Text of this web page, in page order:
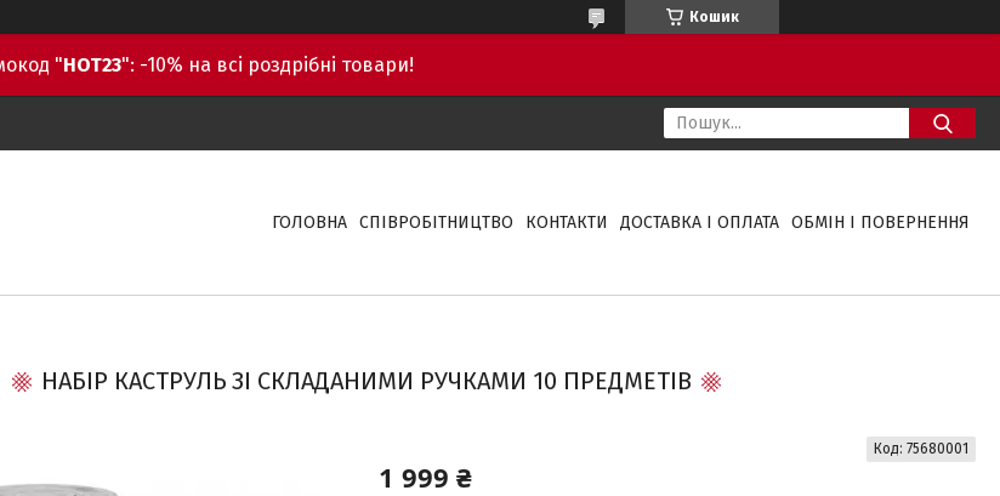
Кошик
"HOT23": -10% на всі роздрібні товари!
ГОЛОВНА СПІВРОБІТНИЦТВО КОНТАКТИ ДОСТАВКА І ОПЛАТА ОБМІН І ПОВЕРНЕННЯ
НАБІР КАСТРУЛЬ ЗІ СКЛАДАНИМИ РУЧКАМИ 10 ПРЕДМЕТІВ
1 999 ₴
Код: 75680001